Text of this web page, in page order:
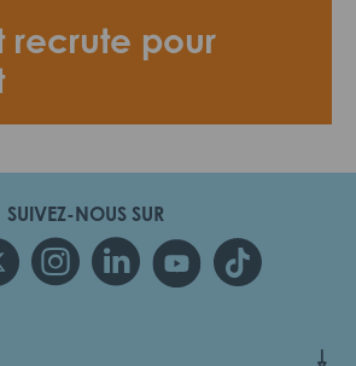
recrute pour
SUIVEZ-NOUS SUR